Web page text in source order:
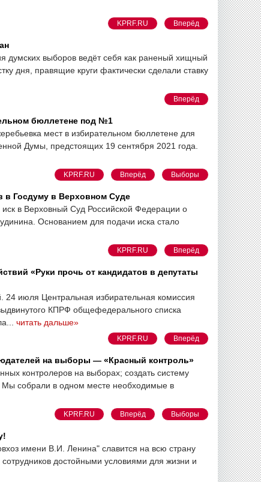
KPRF.RU Вперёд
думских выборов ведёт себя как раненый хищный
дня, правящие круги фактически сделали ставку
Вперёд
бюллетене под №1
мест в избирательном бюллетене для
Думы, предстоящих 19 сентября 2021 года.
KPRF.RU Вперёд Выборы
в Госдуму в Верховном Суде
в Верховный Суд Российской Федерации о
Основанием для подачи иска стало
KPRF.RU Вперёд
«Руки прочь от кандидатов в депутаты
24 июля Центральная избирательная комиссия
КПРФ общефедерального списка
читать дальше»
KPRF.RU Вперёд
на выборы — «Красный контроль»
контролеров на выборах; создать систему
Мы собрали в одном месте необходимые в
KPRF.RU Вперёд Выборы
имени В.И. Ленина" славится на всю страну
достойными условиями для жизни и